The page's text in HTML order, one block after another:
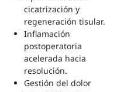
cicatrización y
regeneración tisular.
Inflamación
postoperatoria
acelerada hacia
resolución.
Gestión del dolor